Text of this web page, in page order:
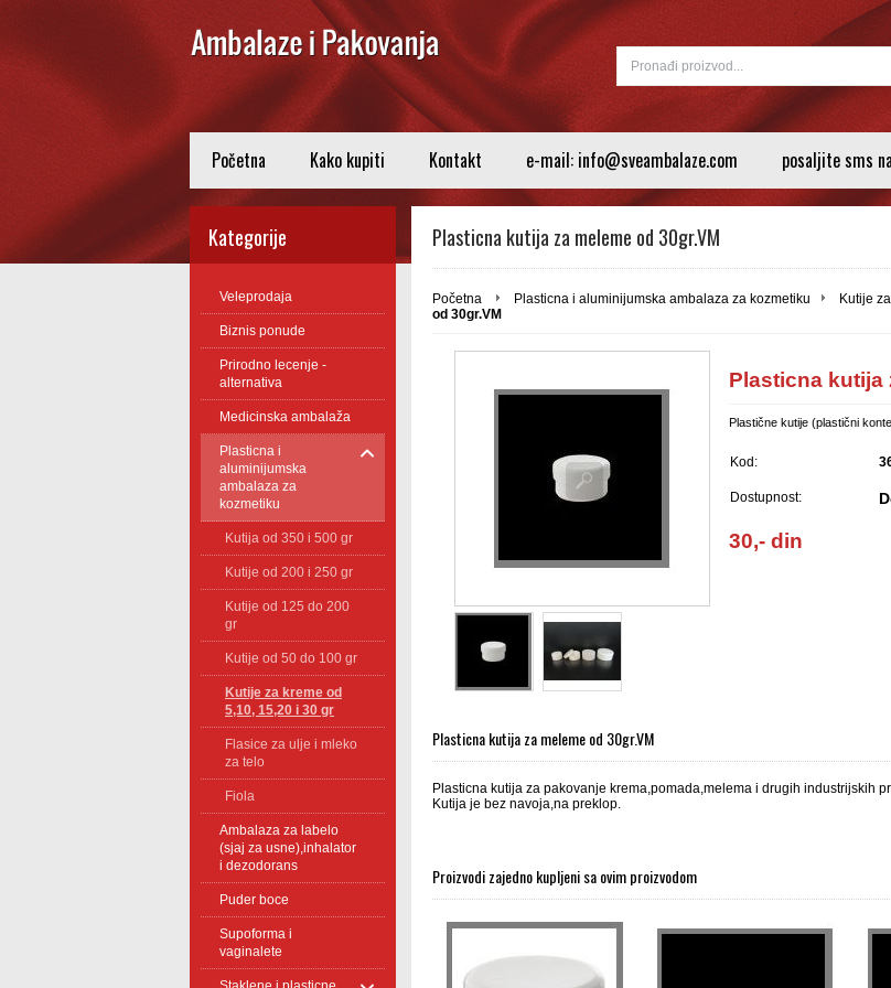
Početna Kako kupiti Kontakt e-mail: info@sveambalaze.com posaljite sms
Kategorije
Veleprodaja
Biznis ponude
Prirodno lecenje -
alternativa
Medicinska ambalaža
Plasticna i
aluminijumska
ambalaza za
kozmetiku
Kutija od 350 i 500 gr
Kutije od 200 i 250 gr
Kutije od 125 do 200
gr
Kutije od 50 do 100 gr
Kutije za kreme od
5,10, 15,20 i 30 gr
Flasice za ulje i mleko
za telo
Fiola
Ambalaza za labelo
(sjaj za usne),inhalator
i dezodorans
Puder boce
Supoforma i
vaginalete
Plasticna kutija za meleme od 30gr.VM
Početna Plasticna i aluminijumska ambalaza za kozmetiku Kutije
od 30gr.VM
Plasticna kutija
Plastične kutije (plastični
Kod:
Dostupnost:
30,- din
Plasticna kutija za meleme od 30gr.VM
Plasticna kutija za pakovanje krema,pomada,melema i drugih industrijskih
Kutija je bez navoja,na preklop.
Proizvodi zajedno kupljeni sa ovim proizvodom